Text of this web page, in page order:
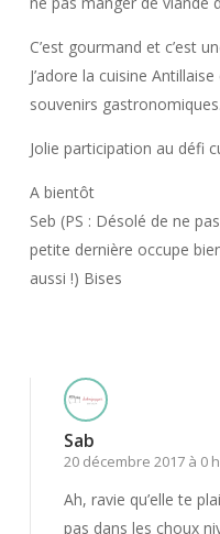
C’est gourmand et c’est
J’adore la cuisine
souvenirs
Jolie participation au défi
A bientôt
Seb (PS : Désolé de ne
petite dernière occupe
aussi !) Bises
Sab
20 décembre 2017 à 0
Ah, ravie qu’elle te
pas dans les choux